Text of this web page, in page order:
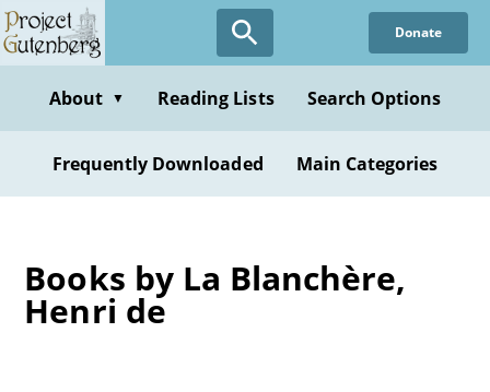
Skip
to
content
Donate
About ▼ Reading Lists Search Options
Frequently Downloaded Main Categories
Books by La Blanchère,
Henri de